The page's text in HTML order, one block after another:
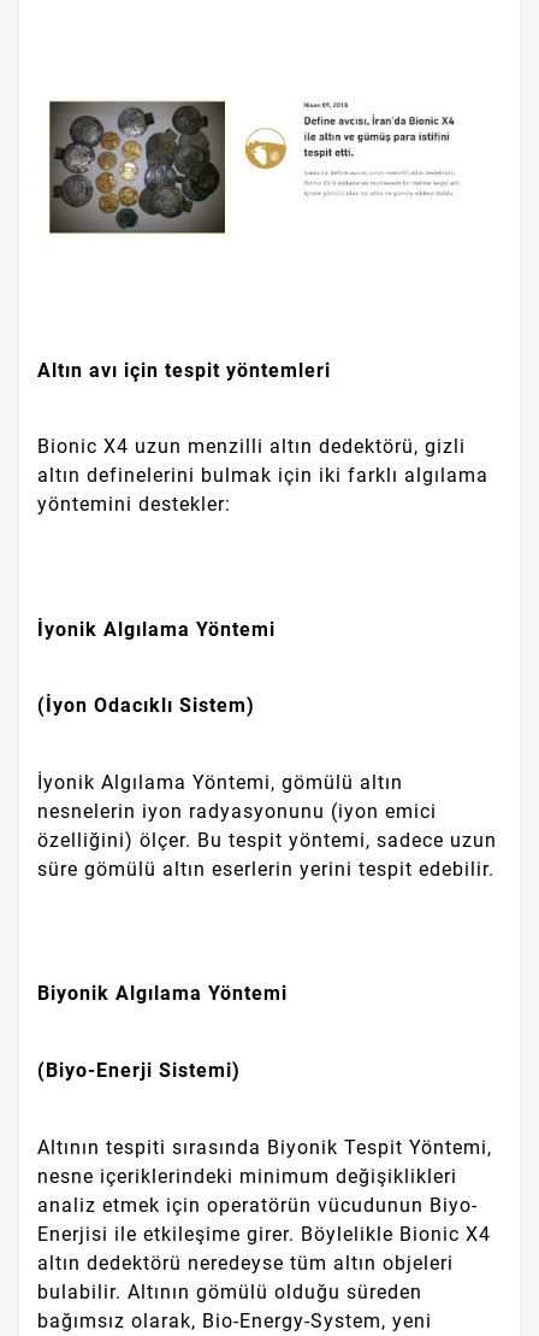
Altın avı için tespit yöntemleri
Bionic X4 uzun menzilli altın dedektörü, gizli
altın definelerini bulmak için iki farklı algılama
yöntemini destekler:
İyonik Algılama Yöntemi
(İyon Odacıklı Sistem)
İyonik Algılama Yöntemi, gömülü altın
nesnelerin iyon radyasyonunu (iyon emici
özelliğini) ölçer. Bu tespit yöntemi, sadece uzun
süre gömülü altın eserlerin yerini tespit edebilir.
Biyonik Algılama Yöntemi
(Biyo-Enerji Sistemi)
Altının tespiti sırasında Biyonik Tespit Yöntemi,
nesne içeriklerindeki minimum değişiklikleri
analiz etmek için operatörün vücudunun Biyo-
Enerjisi ile etkileşime girer. Böylelikle Bionic X4
altın dedektörü neredeyse tüm altın objeleri
bulabilir. Altının gömülü olduğu süreden
bağımsız olarak, Bio-Energy-System, yeni